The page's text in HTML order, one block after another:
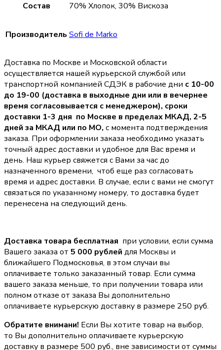
Состав 70% Хлопок, 30% Вискоза
Производитель Sofi de Marko
Доставка по Москве и Московской области
осуществляется нашей курьерской службой или
транспортной компанией СДЭК в рабочие дни с 10-00
до 19-00 (доставка в выходные дни или в вечернее
время согласовывается с менеджером), сроки
доставки 1-3 дня по Москве в пределах МКАД, 2-5
дней за МКАД или по МО, с момента подтверждения
заказа. При оформлении заказа необходимо указать
точный адрес доставки и удобное для Вас время и
день. Наш курьер свяжется с Вами за час до
назначенного времени, чтоб еще раз согласовать
время и адрес доставки. В случае, если с вами не смогут
связаться по указанному номеру, то доставка будет
перенесена на следующий день.
Доставка товара бесплатная при условии, если сумма
Вашего заказа от 5 000 рублей для Москвы и
ближайшего Подмосковья, в этом случаи вы
оплачиваете только заказанный товар. Если сумма
вашего заказа меньше, то при получении товара или
полном отказе от заказа Вы дополнительно
оплачиваете курьерскую доставку в размере 250 руб.
Обратите внимани! Если Вы хотите товар на выбор,
то Вы дополнительно оплачиваете курьерскую
доставку в размере 500 руб., вне зависимости от суммы